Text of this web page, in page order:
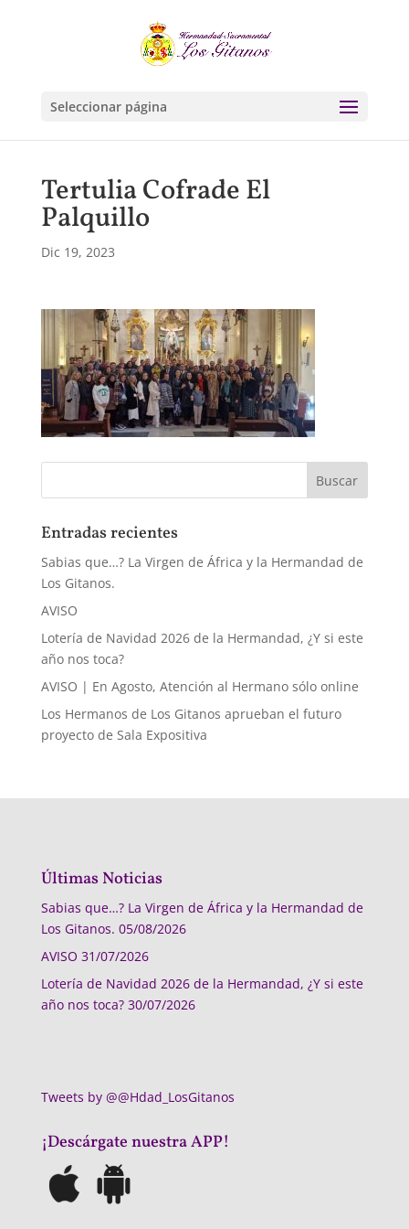
Seleccionar página
Tertulia Cofrade El
Palquillo
Dic 19, 2023
Entradas recientes
Sabias que…? La Virgen de África y la Hermandad de
Los Gitanos.
AVISO
Lotería de Navidad 2026 de la Hermandad, ¿Y si este
año nos toca?
AVISO | En Agosto, Atención al Hermano sólo online
Los Hermanos de Los Gitanos aprueban el futuro
proyecto de Sala Expositiva
Últimas Noticias
Sabias que…? La Virgen de África y la Hermandad de
Los Gitanos. 05/08/2026
AVISO 31/07/2026
Lotería de Navidad 2026 de la Hermandad, ¿Y si este
año nos toca? 30/07/2026
Tweets by @@Hdad_LosGitanos
¡Descárgate nuestra APP!